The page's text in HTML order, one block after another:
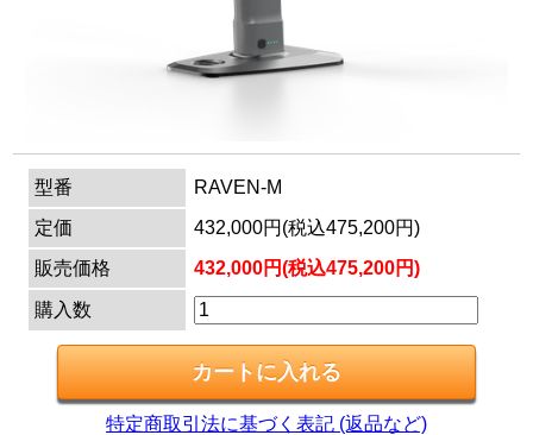
型番
RAVEN-M
定価
432,000円(税込475,200円)
販売価格
432,000円(税込475,200円)
購入数
特定商取引法に基づく表記 (返品など)